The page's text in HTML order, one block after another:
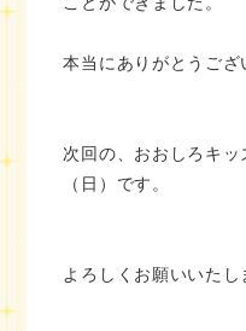
本当にありがとうござ
次回の、おおしろキ
（日）です。
よろしくお願いいたし